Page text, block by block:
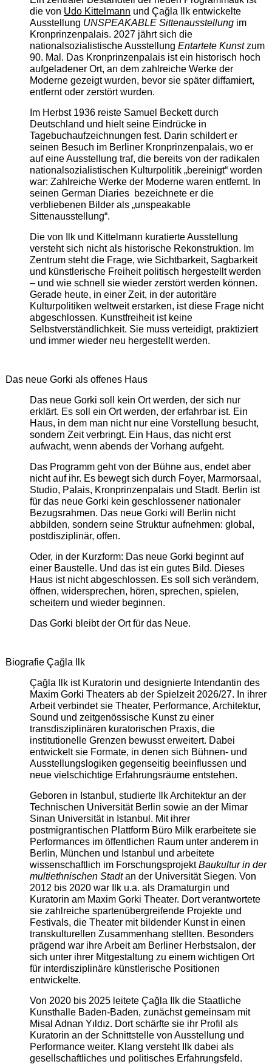
die von Udo Kittelmann und Çağla Ilk entwickelte
Ausstellung UNSPEAKABLE Sittenausstellungim
Kronprinzenpalais. 2027 jährt sich die
nationalsozialistische Ausstellung Entartete Kunstzum
90. Mal. Das Kronprinzenpalais ist ein historisch hoch
aufgeladener Ort, an dem zahlreiche Werke der
Moderne gezeigt wurden, bevor sie später diffamiert,
entfernt oder zerstört wurden.
Im Herbst 1936 reiste Samuel Beckett durch
Deutschland und hielt seine Eindrücke in
Tagebuchaufzeichnungen fest. Darin schildert er
seinen Besuch im Berliner Kronprinzenpalais, wo er
auf eine Ausstellung traf, die bereits von der radikalen
nationalsozialistischen Kulturpolitik „bereinigt“ worden
war: Zahlreiche Werke der Moderne waren entfernt. In
seinen German Diaries bezeichnete er die
verbliebenen Bilder als „unspeakable
Sittenausstellung“.
Die von Ilk und Kittelmann kuratierte Ausstellung
versteht sich nicht als historische Rekonstruktion. Im
Zentrum steht die Frage, wie Sichtbarkeit, Sagbarkeit
und künstlerische Freiheit politisch hergestellt werden
– und wie schnell sie wieder zerstört werden können.
Gerade heute, in einer Zeit, in der autoritäre
Kulturpolitiken weltweit erstarken, ist diese Frage nicht
abgeschlossen. Kunstfreiheit ist keine
Selbstverständlichkeit. Sie muss verteidigt, praktiziert
und immer wieder neu hergestellt werden.
Das neue Gorki als offenes Haus
Das neue Gorki soll kein Ort werden, der sich nur
erklärt. Es soll ein Ort werden, der erfahrbar ist. Ein
Haus, in dem man nicht nur eine Vorstellung besucht,
sondern Zeit verbringt. Ein Haus, das nicht erst
aufwacht, wenn abends der Vorhang aufgeht.
Das Programm geht von der Bühne aus, endet aber
nicht auf ihr. Es bewegt sich durch Foyer, Marmorsaal,
Studio, Palais, Kronprinzenpalais und Stadt. Berlin ist
für das neue Gorki kein geschlossener nationaler
Bezugsrahmen. Das neue Gorki will Berlin nicht
abbilden, sondern seine Struktur aufnehmen: global,
postdisziplinär, offen.
Oder, in der Kurzform: Das neue Gorki beginnt auf
einer Baustelle. Und das ist ein gutes Bild. Dieses
Haus ist nicht abgeschlossen. Es soll sich verändern,
öffnen, widersprechen, hören, sprechen, spielen,
scheitern und wieder beginnen.
Das Gorki bleibt der Ort für das Neue.
Biografie Çağla Ilk
Çağla Ilk ist Kuratorin und designierte Intendantin des
Maxim Gorki Theaters ab der Spielzeit 2026/27. In ihrer
Arbeit verbindet sie Theater, Performance, Architektur,
Sound und zeitgenössische Kunst zu einer
transdisziplinären kuratorischen Praxis, die
institutionelle Grenzen bewusst erweitert. Dabei
entwickelt sie Formate, in denen sich Bühnen- und
Ausstellungslogiken gegenseitig beeinflussen und
neue vielschichtige Erfahrungsräume entstehen.
Geboren in Istanbul, studierte Ilk Architektur an der
Technischen Universität Berlin sowie an der Mimar
Sinan Universität in Istanbul. Mit ihrer
postmigrantischen Plattform Büro Milk erarbeitete sie
Performances im öffentlichen Raum unter anderem in
Berlin, München und Istanbul und arbeitete
wissenschaftlich im ForschungsprojektBaukultur in der
multiethnischen Stadtan der Universität Siegen. Von
2012 bis 2020 war Ilk u.a. als Dramaturgin und
Kuratorin am Maxim Gorki Theater. Dort verantwortete
sie zahlreiche spartenübergreifende Projekte und
Festivals, die Theater mit bildender Kunst in einen
transkulturellen Zusammenhang stellten. Besonders
prägend war ihre Arbeit am Berliner Herbstsalon, der
sich unter ihrer Mitgestaltung zu einem wichtigen Ort
für interdisziplinäre künstlerische Positionen
entwickelte.
Von 2020 bis 2025 leitete Çağla Ilk die Staatliche
Kunsthalle Baden-Baden, zunächst gemeinsam mit
Misal Adnan Yıldız. Dort schärfte sie ihr Profil als
Kuratorin an der Schnittstelle von Ausstellung und
Performance weiter. Klang versteht Ilk dabei als
gesellschaftliches und politisches Erfahrungsfeld.